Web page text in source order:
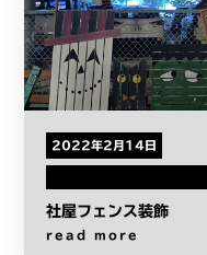
2022年2月14日
社屋フェンス装飾
read more